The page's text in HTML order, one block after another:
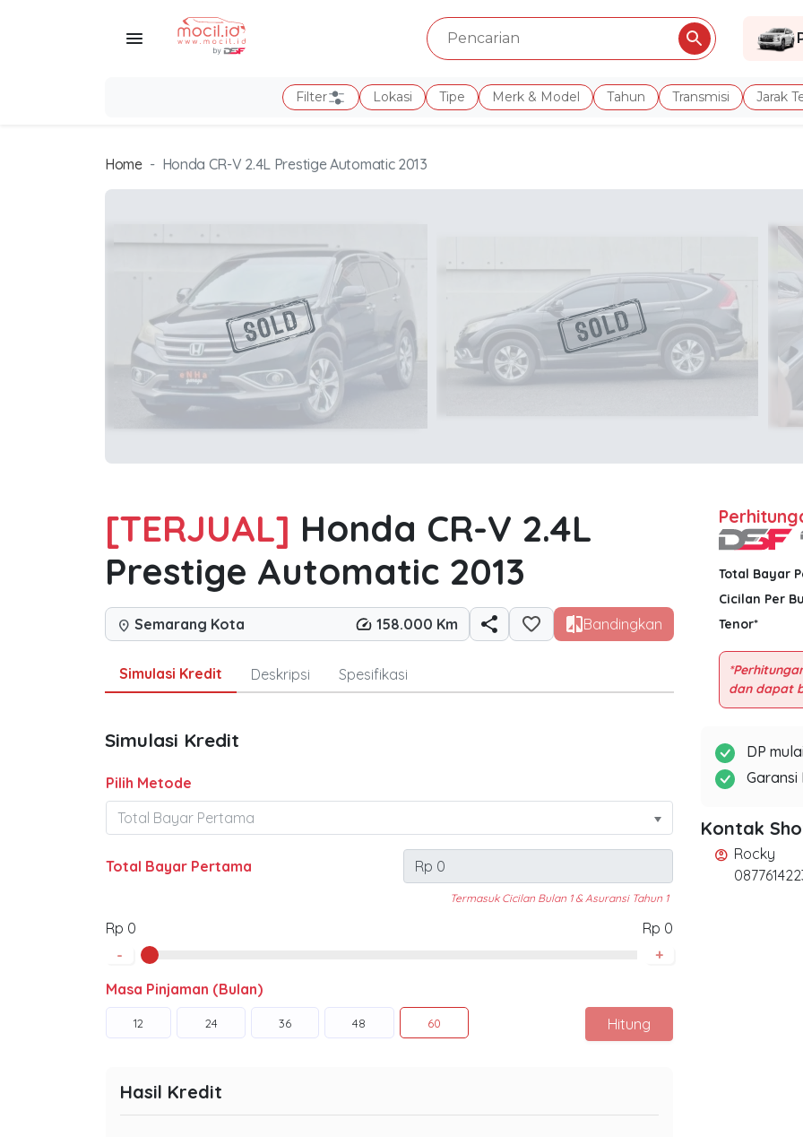
Filter Lokasi Tipe Merk & Model Tahun Transmisi Jarak
Home Honda CR-V 2.4L Prestige Automatic 2013
[TERJUAL] Honda CR-V 2.4L
Prestige Automatic 2013
location_on Semarang Kota 158.000 Km Bandingkan
Simulasi Kredit Deskripsi Spesifikasi
Simulasi Kredit
Pilih Metode
Total Bayar Pertama
Termasuk Cicilan Bulan 1 & Asuransi Tahun 1
Rp 0
Rp 0
-
+
Masa Pinjaman (Bulan)
12 24 36 48 60 Hitung
Hasil Kredit
Total Bayar
Cicilan Per
Tenor*
DP
Garansi
Kontak
account_circle Rocky